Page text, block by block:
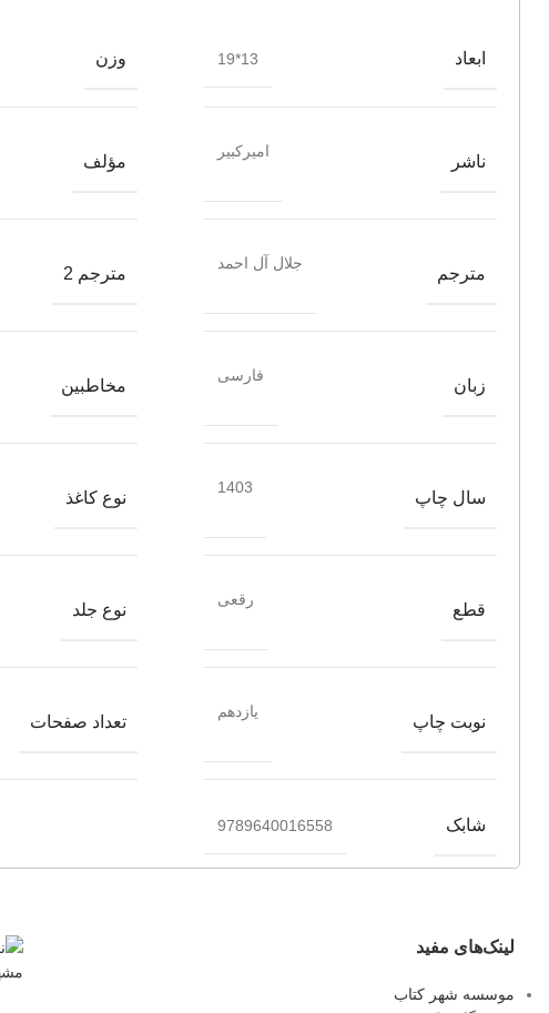
ابعاد 13*19 وزن
ناشر
امیرکبیر
مؤلف
مترجم
جلال آل احمد
مترجم 2
زبان
فارسی
مخاطبین
سال چاپ
1403
نوع کاغذ
قطع
رقعی
نوع جلد
نوبت چاپ
یازدهم
تعداد صفحات
شابک 9789640016558
لینک‌های مفید
موسسه شهر کتاب